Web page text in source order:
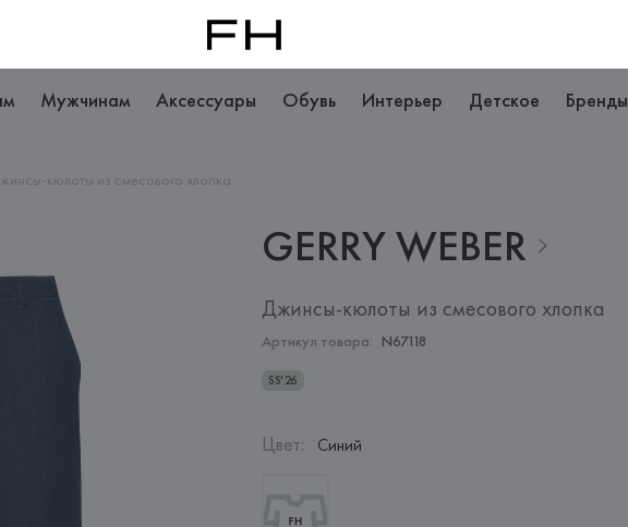
Мужчинам Аксессуары Обувь Интерьер Детское Бренды
кюлоты из смесового хлопка
GERRYWEBER
Джинсы-кюлоты из смесового хлопка
Артикул товара: N67118
SS'26
Цвет: Синий